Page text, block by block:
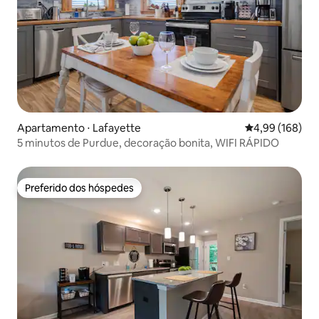
Apartamento ⋅ Lafayette 4,99 de uma
4,99 (168)
5 minutos de Purdue, decoração bonita, WIFI RÁPIDO
Preferido dos hóspedes
Preferido dos hóspedes